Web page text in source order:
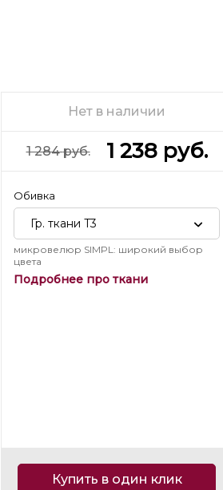
Нет в наличии
1 284 руб. 1 238 руб.
Обивка
Гр. ткани T3
микровелюр SIMPL: широкий выбор
цвета
Подробнее про ткани
Купить в один клик